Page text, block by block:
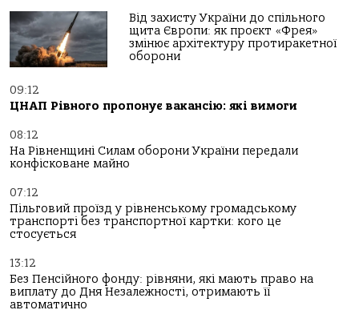
Від захисту України до спільного
щита Європи: як проєкт «Фрея»
змінює архітектуру протиракетної
оборони
09:12
ЦНАП Рівного пропонує вакансію: які вимоги
08:12
На Рівненщині Силам оборони України передали
конфісковане майно
07:12
Пільговий проїзд у рівненському громадському
транспорті без транспортної картки: кого це
стосується
13:12
Без Пенсійного фонду: рівняни, які мають право на
виплату до Дня Незалежності, отримають її
автоматично